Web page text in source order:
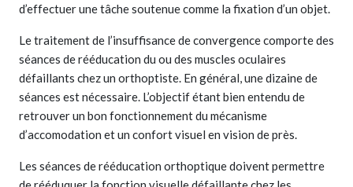
d’effectuer une tâche soutenue comme la fixation d’un objet.
Le traitement de l’insuffisance de convergence comporte des
séances de rééducation du ou des muscles oculaires
défaillants chez un orthoptiste. En général, une dizaine de
séances est nécessaire. L’objectif étant bien entendu de
retrouver un bon fonctionnement du mécanisme
d’accomodation et un confort visuel en vision de près.
Les séances de rééducation orthoptique doivent permettre